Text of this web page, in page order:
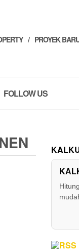
PROYEK
FOLLOW US